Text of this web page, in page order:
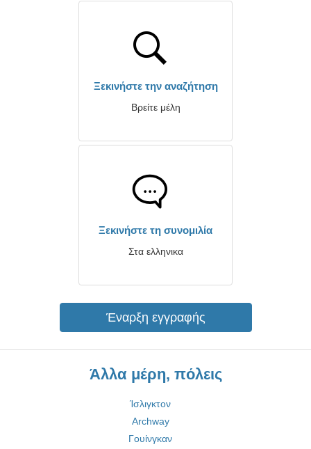
Ξεκινήστε την αναζήτηση
Βρείτε μέλη
Ξεκινήστε τη συνομιλία
Στα ελληνικα
Έναρξη εγγραφής
Άλλα μέρη, πόλεις
Ίσλιγκτον
Archway
Γουίνγκαν